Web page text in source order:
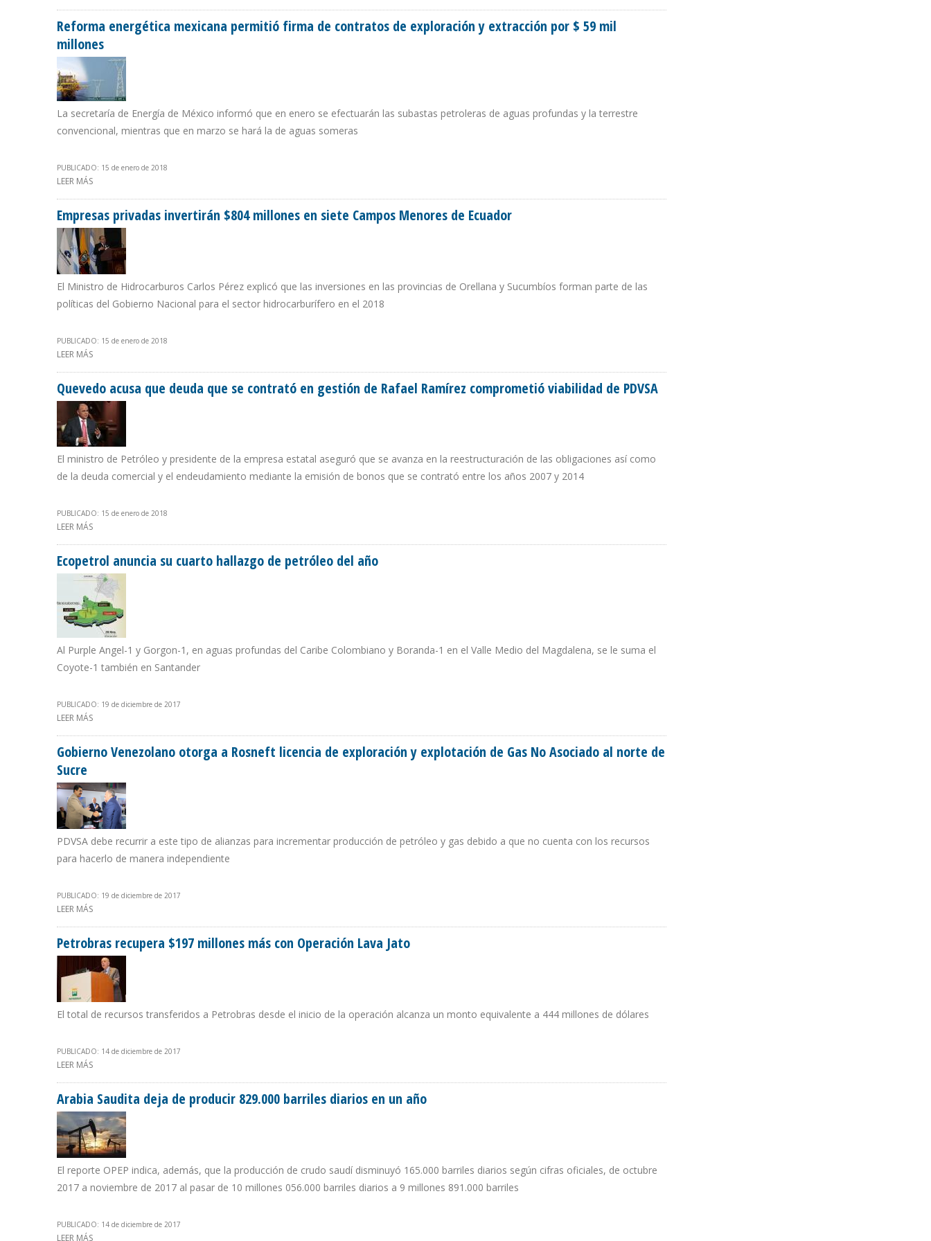
Reforma energética mexicana permitió firma de contratos de exploración y extracción por $ 59 mil
millones
La secretaría de Energía de México informó que en enero se efectuarán las subastas petroleras de aguas profundas y la terrestre
convencional, mientras que en marzo se hará la de aguas someras
PUBLICADO: 15 de enero de 2018
LEER MÁS
Empresas privadas invertirán $804 millones en siete Campos Menores de Ecuador
El Ministro de Hidrocarburos Carlos Pérez explicó que las inversiones en las provincias de Orellana y Sucumbíos forman parte de las
políticas del Gobierno Nacional para el sector hidrocarburífero en el 2018
PUBLICADO: 15 de enero de 2018
LEER MÁS
Quevedo acusa que deuda que se contrató en gestión de Rafael Ramírez comprometió viabilidad de PDVSA
El ministro de Petróleo y presidente de la empresa estatal aseguró que se avanza en la reestructuración de las obligaciones así como
de la deuda comercial y el endeudamiento mediante la emisión de bonos que se contrató entre los años 2007 y 2014
PUBLICADO: 15 de enero de 2018
LEER MÁS
Ecopetrol anuncia su cuarto hallazgo de petróleo del año
Al Purple Angel-1 y Gorgon-1, en aguas profundas del Caribe Colombiano y Boranda-1 en el Valle Medio del Magdalena, se le suma el
Coyote-1 también en Santander
PUBLICADO: 19 de diciembre de 2017
LEER MÁS
Gobierno Venezolano otorga a Rosneft licencia de exploración y explotación de Gas No Asociado al norte de
Sucre
PDVSA debe recurrir a este tipo de alianzas para incrementar producción de petróleo y gas debido a que no cuenta con los recursos
para hacerlo de manera independiente
PUBLICADO: 19 de diciembre de 2017
LEER MÁS
Petrobras recupera $197 millones más con Operación Lava Jato
El total de recursos transferidos a Petrobras desde el inicio de la operación alcanza un monto equivalente a 444 millones de dólares
PUBLICADO: 14 de diciembre de 2017
LEER MÁS
Arabia Saudita deja de producir 829.000 barriles diarios en un año
El reporte OPEP indica, además, que la producción de crudo saudí disminuyó 165.000 barriles diarios según cifras oficiales, de octubre
2017 a noviembre de 2017 al pasar de 10 millones 056.000 barriles diarios a 9 millones 891.000 barriles
PUBLICADO: 14 de diciembre de 2017
LEER MÁS